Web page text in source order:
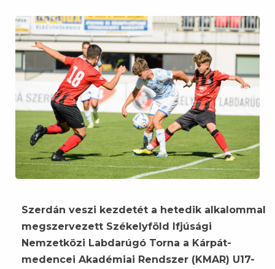
Szerdán veszi kezdetét a hetedik alkalommal
megszervezett Székelyföld Ifjúsági
Nemzetközi Labdarúgó Torna a Kárpát-
medencei Akadémiai Rendszer (KMAR) U17-